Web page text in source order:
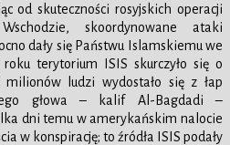
od skuteczności rosyjskich operacji
skoordynowane ataki
dały się Państwu Islamskiemu we
terytorium ISIS skurczyło się o
ludzi wydostało się z łap
głowa – kalif Al-Bagdadi –
dni temu w amerykańskim nalocie
w konspirację; to źródła ISIS podały